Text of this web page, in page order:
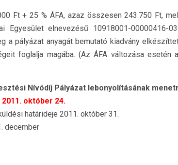
Ft + 25 % ÁFA, azaz összesen 243.750 Ft,
Egyesület elnevezésű 10918001-00000416-
a pályázat anyagát bemutató kiadvány
foglalja magába. (Az ÁFA változása
Nívódíj Pályázat lebonyolításának
2011. október 24.
határideje 2011. október 31.
december